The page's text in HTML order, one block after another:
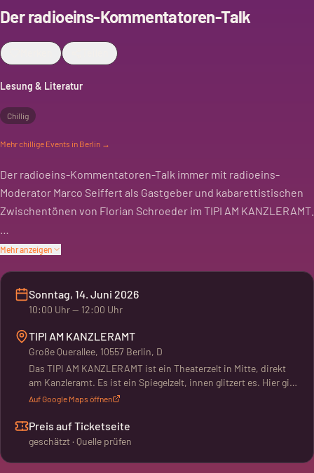
Der radioeins-Kommentatoren-Talk
Lesung & Literatur
Chillig
Mehrchillige Events in Berlin →
Der radioeins-Kommentatoren-Talk immer mit radioeins-
Moderator Marco Seiffert als Gastgeber und kabarettistischen
Zwischentönen von Florian Schroeder im TIPI AM KANZLERAMT.
Krisen, Kriege, Konflikte: Beim radioeins Kommentatoren-Talk
und Fragen aufwirft. radioeins-Moderator Marco Seiffert lädt
ein zu einer Gesprächsrunde im Tipi am Kanzleramt, in der kein
Journalistinnen und Journalisten. Gemeinsam diskutieren sie
ein aktuelles Thema, beurteilen die Lage und werfen einen Blick
voraus – informativ, meinungsstark und immer unterhaltsam.
Mehr anzeigen
Sonntag, 14. Juni 2026
10:00 Uhr— 12:00 Uhr
TIPI AM KANZLERAMT
Große Querallee, 10557 Berlin, D
Das TIPI AM KANZLERAMT ist ein Theaterzelt in Mitte, direkt
am Kanzleramt. Es ist ein Spiegelzelt, innen glitzert es. Hier gibt
es Chanson, Cabaret, Konzerte und Varieté. Das Programm will
passen rein. Man sitzt teilweise eng, aber die Akustik ist gut.
Das TIPI ist bekannt für Shows mit Unterhaltung und
Auf Google Maps öffnen
Preis auf Ticketseite
geschätzt · Quelle prüfen